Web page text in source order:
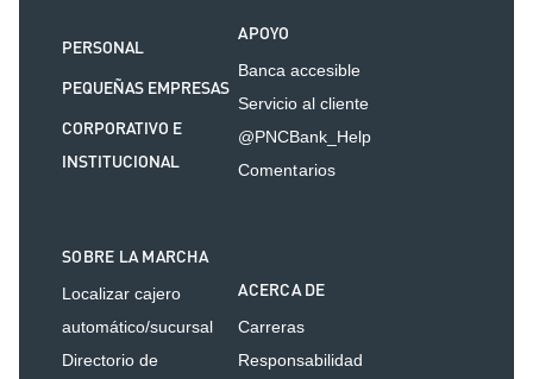
PERSONAL
PEQUEÑAS EMPRESAS
CORPORATIVO E
INSTITUCIONAL
APOYO
Banca accesible
Servicio al cliente
@PNCBank_Help
Comentarios
SOBRE LA MARCHA
Localizar cajero
automático/sucursal
Directorio de
ACERCA DE
Carreras
Responsabilidad